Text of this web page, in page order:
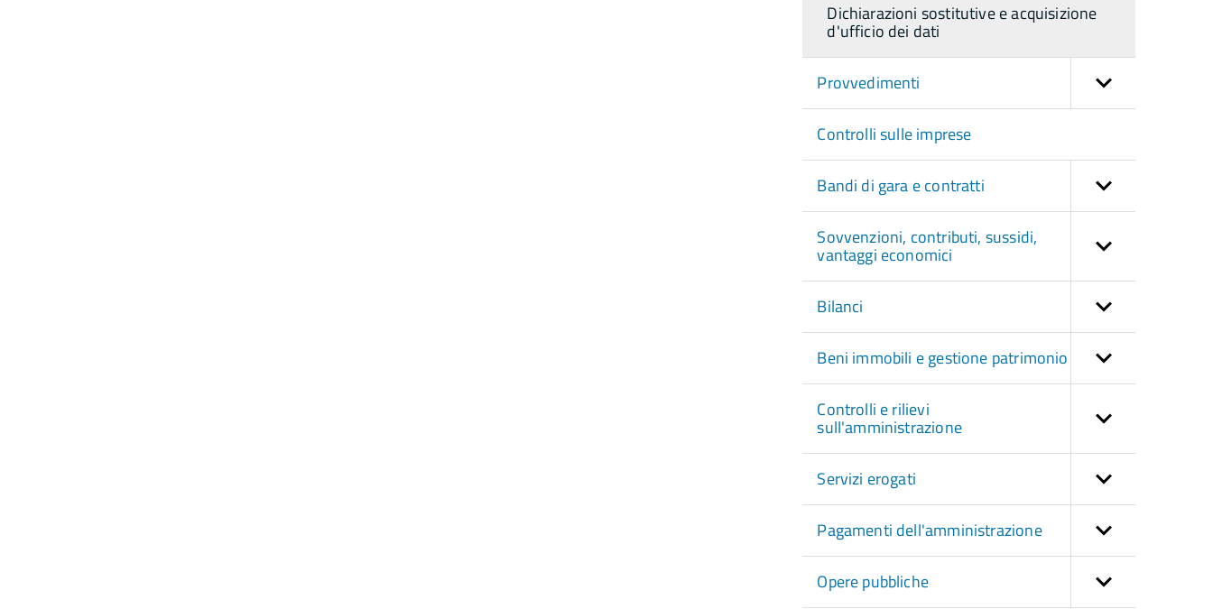
Dichiarazioni sostitutive e acquisizione
d'ufficio dei dati
Provvedimenti
Controlli sulle imprese
Bandi di gara e contratti
Sovvenzioni, contributi, sussidi,
vantaggi economici
Bilanci
Beni immobili e gestione patrimonio
Controlli e rilievi
sull'amministrazione
Servizi erogati
Pagamenti dell'amministrazione
Opere pubbliche